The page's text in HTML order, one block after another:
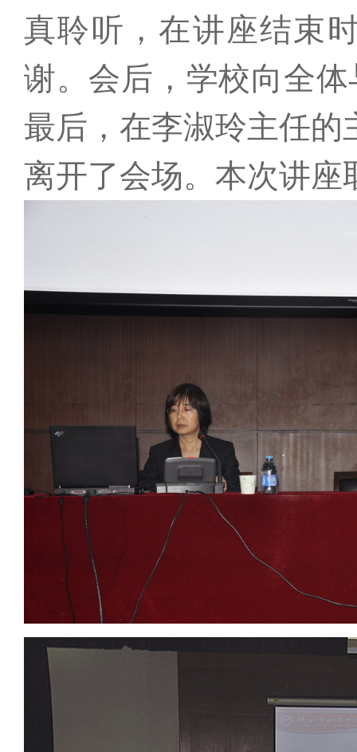
真聆听，在讲座结束
谢。会后，学校向全
最后，在李淑玲主任的
离开了会场。本次讲座